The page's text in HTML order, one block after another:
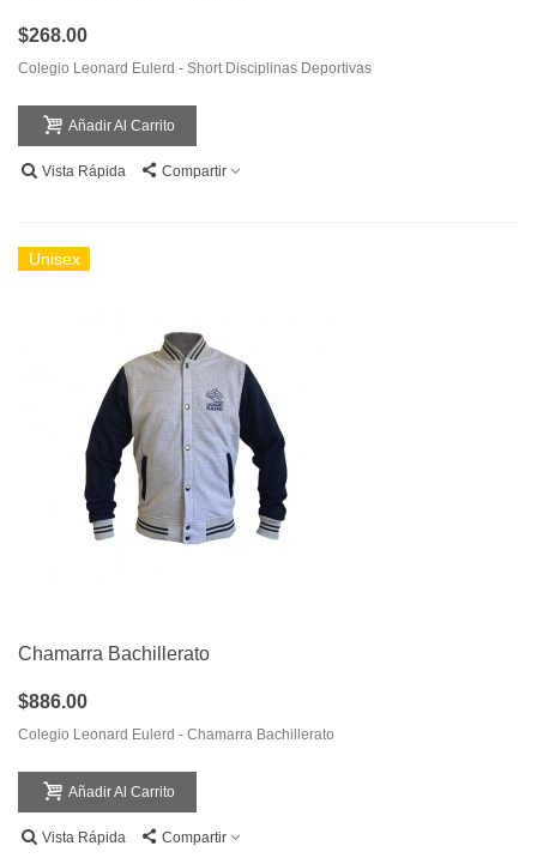
$268.00
Colegio Leonard Eulerd - Short Disciplinas Deportivas
Añadir Al Carrito
Vista Rápida Compartir
Unisex
Chamarra Bachillerato
$886.00
Colegio Leonard Eulerd - Chamarra Bachillerato
Añadir Al Carrito
Vista Rápida Compartir